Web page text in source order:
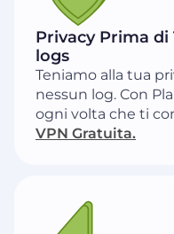
Privacy Prima
logs
Teniamo alla tua
nessun log. Con
ogni volta che ti
VPN Gratuita.